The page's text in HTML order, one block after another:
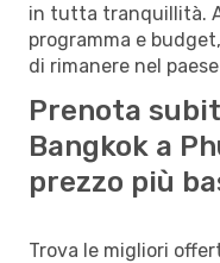
in tutta tranquillità.
programma e
di rimanere nel
Prenota
Bangkok a
prezzo più
Trova le migliori